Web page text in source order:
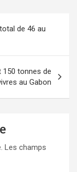
de 46 au
tonnes de
au Gabon
Les champs